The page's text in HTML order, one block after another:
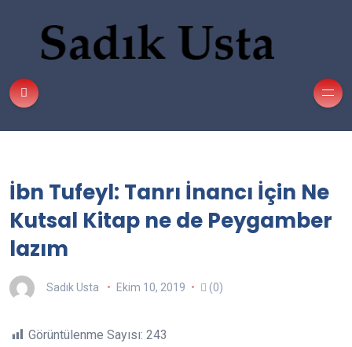
İbn Tufeyl: Tanrı İnancı İçin Ne
Kutsal Kitap ne de Peygamber
lazım
Sadık Usta Ekim 10, 2019 (0)
Görüntülenme Sayısı: 243